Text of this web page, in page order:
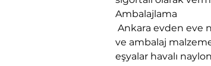
Ambalajlama
ve ambalaj
eşyalar havalı